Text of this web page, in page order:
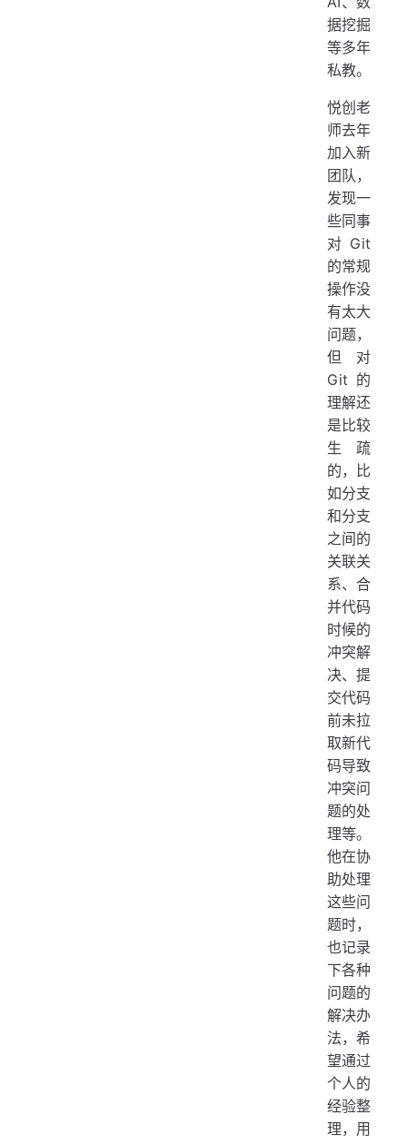
据挖掘
等多年
私教。
悦创老
师去年
加入新
团队，
发现一
些同事
对 Git
的常规
操作没
有太大
问题，
但对
Git 的
理解还
是比较
生疏
的，比
如分支
和分支
之间的
关联关
系、合
并代码
时候的
冲突解
决、提
交代码
前未拉
取新代
码导致
冲突问
题的处
理等。
他在协
助处理
这些问
题时，
也记录
下各种
问题的
解决办
法，希
望通过
个人的
经验整
理，用